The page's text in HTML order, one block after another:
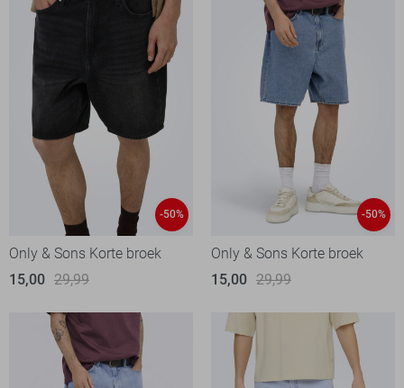
-50%
Only & Sons Korte broek
15,00 29,99
-50%
Only & Sons Korte broek
15,00 29,99